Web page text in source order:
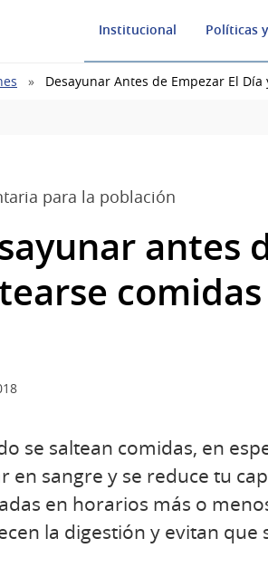
Institucional Políticas
Desayunar Antes de Empezar El
para la población
antes
comidas
se saltean comidas, en
en sangre y se reduce tu
en horarios más o
la digestión y evitan que